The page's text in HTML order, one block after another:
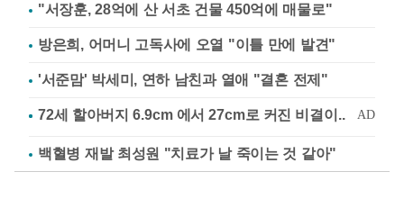
"서장훈, 28억에 산 서초 건물 450억에 매물로"
방은희, 어머니 고독사에 오열 "이틀 만에 발견"
'서준맘' 박세미, 연하 남친과 열애 "결혼 전제"
백혈병 재발 최성원 "치료가 날 죽이는 것 같아"